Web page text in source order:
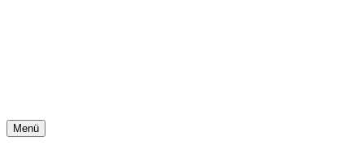
Menü